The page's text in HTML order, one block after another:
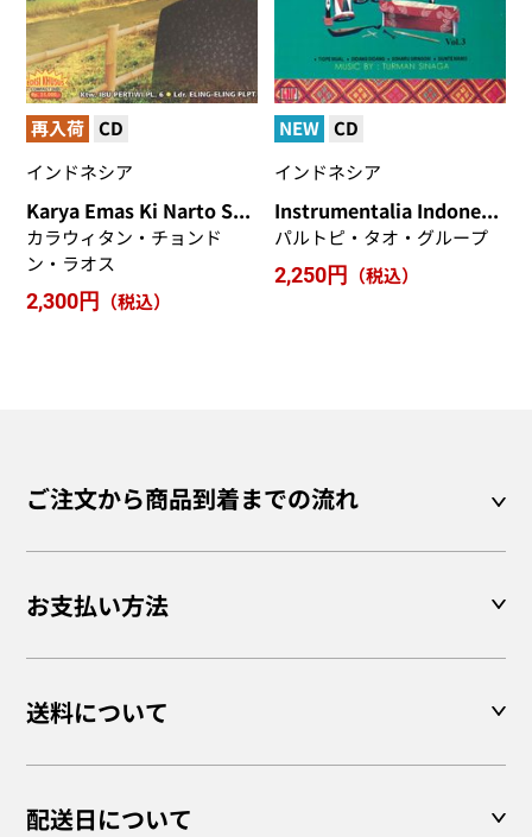
再入荷 CD
インドネシア
Karya Emas Ki Narto Sabdho
カラウィタン・チョンド
ン・ラオス
2,300円 （税込）
NEW CD
インドネシア
Instrumentalia Indonesian Traditional Music Tapanuli
パルトピ・タオ・グループ
2,250円 （税込）
ご注文から商品到着までの流れ
お支払い方法
送料について
配送日について